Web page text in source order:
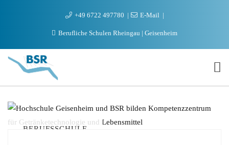
+49 6722 497780 E-Mail
Berufliche Schulen Rheingau | Geisenheim
BERUFSSCHULE